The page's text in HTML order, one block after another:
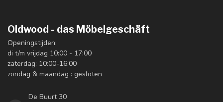
Oldwood - das Möbelgeschäft
Openingstijden:
di t/m vrijdag 10:00 - 17:00
zaterdag: 10:00-16:00
zondag & maandag : gesloten
De Buurt 30